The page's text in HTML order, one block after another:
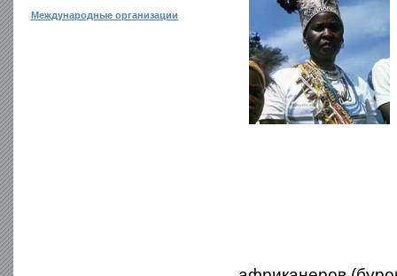
Международные организации